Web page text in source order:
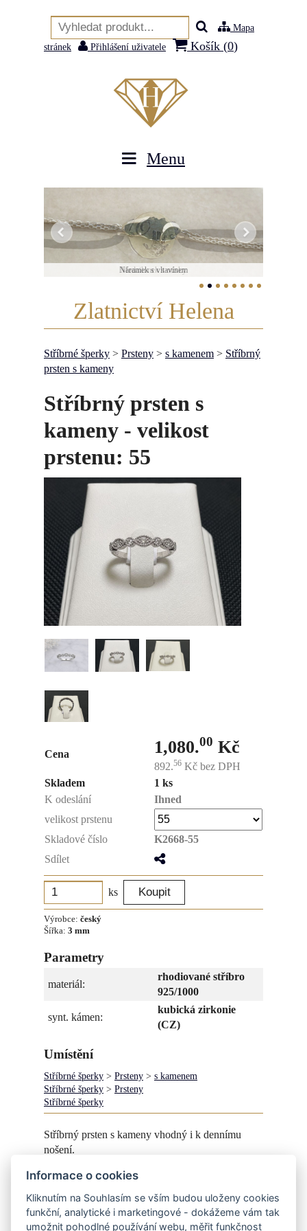
Mapa
stránek
Přihlášení uživatele Košík (0)
Menu
Náramek s vltavínem
Medailonek s otisky
Zlatnictví Helena
Stříbrné šperky > Prsteny > s kamenem > Stříbrný
prsten s kameny
Stříbrný prsten s
kameny - velikost
prstenu: 55
Cena 1,080.00 Kč
892.56 Kč bez DPH
Skladem
1 ks
K odeslání
Ihned
velikost prstenu
Skladové číslo
K2668-55
Sdílet
ks
Výrobce: český
Šířka: 3 mm
Parametry
materiál:
rhodiované stříbro
925/1000
synt. kámen:
kubická zirkonie
(CZ)
Umístění
Stříbrné šperky > Prsteny > s kamenem
Stříbrné šperky > Prsteny
Stříbrné šperky
Stříbrný prsten s kameny vhodný i k dennímu
nošení.
Jiná velikost na dotaz.
Do prstenu lze vsadit také barevné kameny - žluté,
růžové, modré, zelené, červené.....
Informace o cookies
Kliknutím na Souhlasím se vším budou uloženy cookies
funkční, analytické i marketingové - dokážeme vám tak
umožnit pohodlné používání webu, měřit funkčnost